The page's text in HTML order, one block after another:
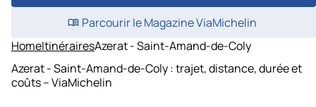
Parcourir le Magazine ViaMichelin
HomeItinérairesAzerat - Saint-Amand-de-Coly
Azerat - Saint-Amand-de-Coly : trajet, distance, durée et
coûts – ViaMichelin